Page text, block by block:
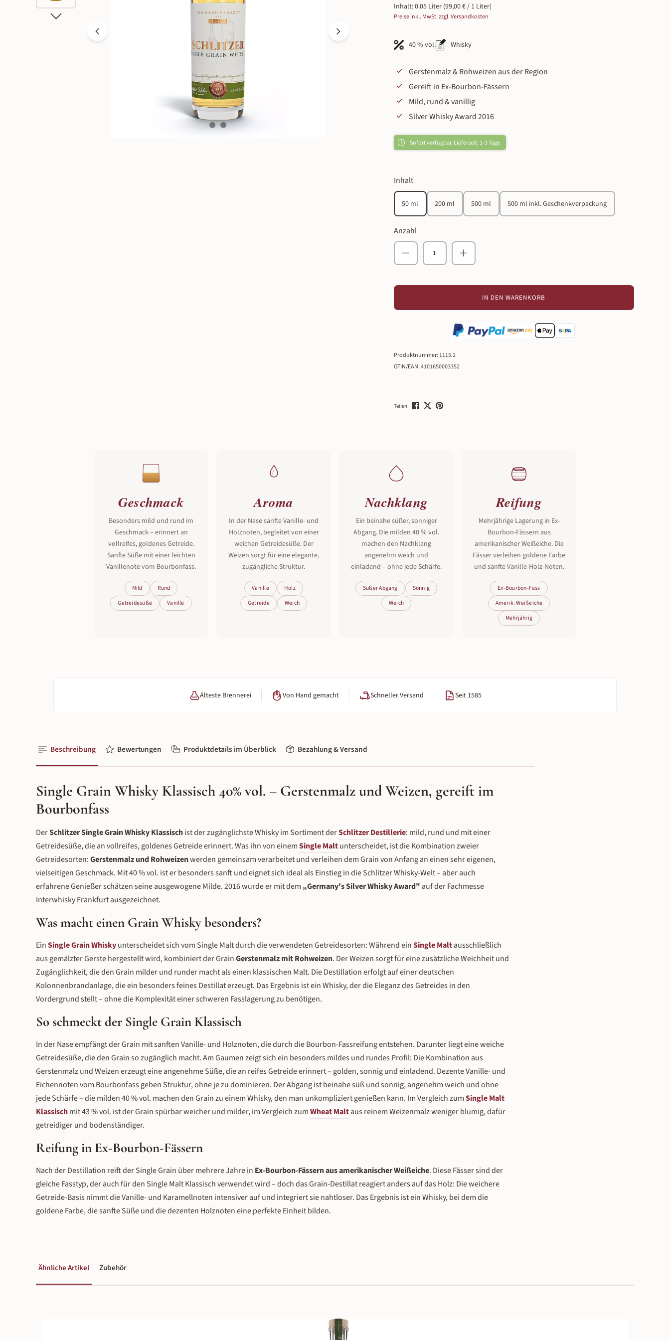
Inhalt:0.05 Liter (99,00 € / 1 Liter)
Preise inkl. MwSt. zzgl. Versandkosten
40 % vol. Whisky
Gerstenmalz & Rohweizen aus der Region
Gereift in Ex-Bourbon-Fässern
Mild, rund & vanillig
Silver Whisky Award 2016
Sofort verfügbar, Lieferzeit: 1-3 Tage
Inhaltauswählen
50 ml 200 ml 500 ml 500 ml inkl. Geschenkverpackung
Anzahl
Produkt Anzahl: Gib den gewünschten Wert ein oder
IN DEN WARENKORB
Produktnummer: 1115.2
GTIN/EAN:4101650003352
Teilen
Geschmack
Besonders mild und rund im
Geschmack – erinnert an
vollreifes, goldenes Getreide.
Sanfte Süße mit einer leichten
Vanillenote vom Bourbonfass.
Mild
Rund
Getreidesüße
Vanille
Aroma
In der Nase sanfte Vanille- und
Holznoten, begleitet von einer
weichen Getreidesüße. Der
Weizen sorgt für eine elegante,
zugängliche Struktur.
Vanille
Holz
Getreide
Weich
Nachklang
Ein beinahe süßer, sonniger
Abgang. Die milden 40 % vol.
machen den Nachklang
angenehm weich und
einladend – ohne jede Schärfe.
Süßer Abgang
Sonnig
Weich
Reifung
Mehrjährige Lagerung in Ex-
Bourbon-Fässern aus
amerikanischer Weißeiche. Die
Fässer verleihen goldene Farbe
und sanfte Vanille-Holz-Noten.
Ex-Bourbon-Fass
Amerik. Weißeiche
Mehrjährig
Älteste Brennerei Von Hand gemacht Schneller Versand Seit 1585
Beschreibung Bewertungen Produktdetails im Überblick Bezahlung & Versand
Single Grain Whisky Klassisch 40% vol. – Gerstenmalz und Weizen, gereift im
Bourbonfass
DerSchlitzer Single Grain Whisky Klassischist der zugänglichste Whisky im Sortiment derSchlitzer Destillerie: mild, rund und mit einer
Getreidesüße, die an vollreifes, goldenes Getreide erinnert. Was ihn von einemSingle Maltunterscheidet, ist die Kombination zweier
Getreidesorten:Gerstenmalz und Rohweizenwerden gemeinsam verarbeitet und verleihen dem Grain von Anfang an einen sehr eigenen,
vielseitigen Geschmack. Mit 40 % vol. ist er besonders sanft und eignet sich ideal als Einstieg in die Schlitzer Whisky-Welt – aber auch
erfahrene Genießer schätzen seine ausgewogene Milde. 2016 wurde er mit dem „Germany's Silver Whisky Award" auf der Fachmesse
Interwhisky Frankfurt ausgezeichnet.
Was macht einen Grain Whisky besonders?
EinSingle Grain Whiskyunterscheidet sich vom Single Malt durch die verwendeten Getreidesorten: Während einSingle Maltausschließlich
aus gemälzter Gerste hergestellt wird, kombiniert der GrainGerstenmalz mit Rohweizen. Der Weizen sorgt für eine zusätzliche Weichheit und
Zugänglichkeit, die den Grain milder und runder macht als einen klassischen Malt. Die Destillation erfolgt auf einer deutschen
Kolonnenbrandanlage, die ein besonders feines Destillat erzeugt. Das Ergebnis ist ein Whisky, der die Eleganz des Getreides in den
Vordergrund stellt – ohne die Komplexität einer schweren Fasslagerung zu benötigen.
So schmeckt der Single Grain Klassisch
In der Nase empfängt der Grain mit sanften Vanille- und Holznoten, die durch die Bourbon-Fassreifung entstehen. Darunter liegt eine weiche
Getreidesüße, die den Grain so zugänglich macht. Am Gaumen zeigt sich ein besonders mildes und rundes Profil: Die Kombination aus
Gerstenmalz und Weizen erzeugt eine angenehme Süße, die an reifes Getreide erinnert – golden, sonnig und einladend. Dezente Vanille- und
Eichennoten vom Bourbonfass geben Struktur, ohne je zu dominieren. Der Abgang ist beinahe süß und sonnig, angenehm weich und ohne
jede Schärfe – die milden 40 % vol. machen den Grain zu einem Whisky, den man unkompliziert genießen kann. Im Vergleich zumSingle Malt
Klassischmit 43 % vol. ist der Grain spürbar weicher und milder, im Vergleich zumWheat Maltaus reinem Weizenmalz weniger blumig, dafür
getreidiger und bodenständiger.
Reifung in Ex-Bourbon-Fässern
Nach der Destillation reift der Single Grain über mehrere Jahre in Ex-Bourbon-Fässern aus amerikanischer Weißeiche. Diese Fässer sind der
gleiche Fasstyp, der auch für den Single Malt Klassisch verwendet wird – doch das Grain-Destillat reagiert anders auf das Holz: Die weichere
Getreide-Basis nimmt die Vanille- und Karamellnoten intensiver auf und integriert sie nahtloser. Das Ergebnis ist ein Whisky, bei dem die
goldene Farbe, die sanfte Süße und die dezenten Holznoten eine perfekte Einheit bilden.
Ähnliche Artikel Zubehör